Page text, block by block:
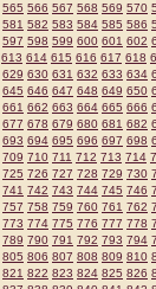
565 566 567 568 569 570
581 582 583 584 585 586
597 598 599 600 601 602
613 614 615 616 617 618
629 630 631 632 633 634
645 646 647 648 649 650
661 662 663 664 665 666
677 678 679 680 681 682
693 694 695 696 697 698
709 710 711 712 713 714
725 726 727 728 729 730
741 742 743 744 745 746
757 758 759 760 761 762
773 774 775 776 777 778
789 790 791 792 793 794
805 806 807 808 809 810
821 822 823 824 825 826